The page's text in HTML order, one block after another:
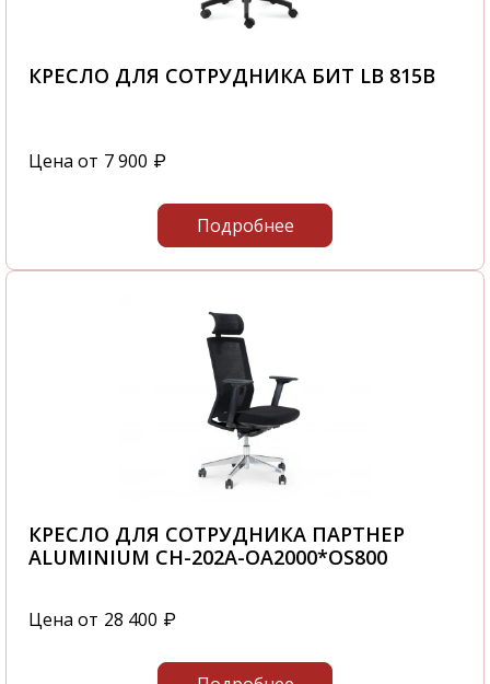
регионам России. В нашем интернет-
магазине вы найдете Кресло для персонала
самостоятельно сможете быстро оформить
количества времени.
С нашей компании вы получите
качественную мебель в самые короткие
сроки.
Звоните нам по телефону
или посетите наш офис, который
располагается по адресу: г. Москва,
Походный проезд, д. 4, корп. 1, офис 602, 6-й
КРЕСЛО ДЛЯ СОТРУДНИКА БИТ LB 815B
Цена от 7 900 ₽
Подробнее
КРЕСЛО ДЛЯ СОТРУДНИКА ПАРТНЕР
ALUMINIUM CH-202A-OA2000*OS800
Цена от 28 400 ₽